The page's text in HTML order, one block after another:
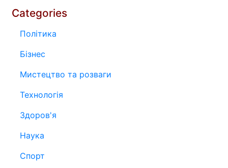
Categories
Політика
Бізнес
Мистецтво та розваги
Технологія
Здоров'я
Наука
Спорт